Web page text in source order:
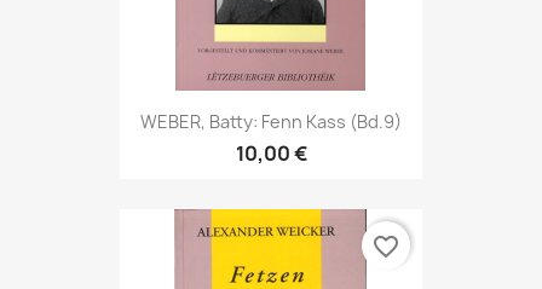
WEBER, Batty: Fenn Kass (Bd.9)
10,00 €
favorite_border